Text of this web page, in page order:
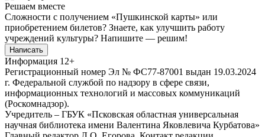
Решаем вместе
Сложности с получением «Пушкинской карты» или
приобретением билетов? Знаете, как улучшить работу
учреждений культуры? Напишите — решим!
Написать
Информация 12+
Регистрационный номер Эл № ФС77-87001 выдан 19.03.2024
г. Федеральной службой по надзору в сфере связи,
информационных технологий и массовых коммуникаций
(Роскомнадзор).
Учредитель – ГБУК «Псковская областная универсальная
научная библиотека имени Валентина Яковлевича Курбатова»